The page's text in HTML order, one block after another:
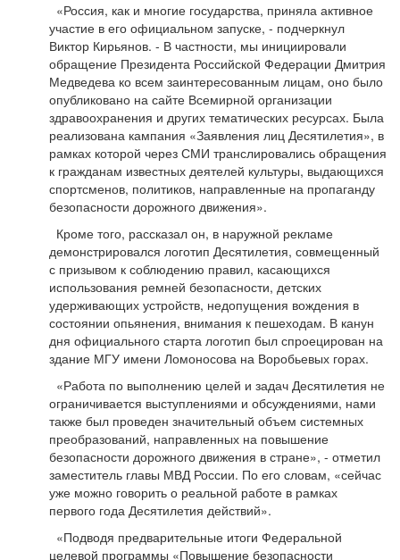
«Россия, как и многие государства, приняла активное
участие в его официальном запуске, - подчеркнул
Виктор Кирьянов. - В частности, мы инициировали
обращение Президента Российской Федерации Дмитрия
Медведева ко всем заинтересованным лицам, оно было
опубликовано на сайте Всемирной организации
здравоохранения и других тематических ресурсах. Была
реализована кампания «Заявления лиц Десятилетия», в
рамках которой через СМИ транслировались обращения
к гражданам известных деятелей культуры, выдающихся
спортсменов, политиков, направленные на пропаганду
безопасности дорожного движения».
Кроме того, рассказал он, в наружной рекламе
демонстрировался логотип Десятилетия, совмещенный
с призывом к соблюдению правил, касающихся
использования ремней безопасности, детских
удерживающих устройств, недопущения вождения в
состоянии опьянения, внимания к пешеходам. В канун
дня официального старта логотип был спроецирован на
здание МГУ имени Ломоносова на Воробьевых горах.
«Работа по выполнению целей и задач Десятилетия не
ограничивается выступлениями и обсуждениями, нами
также был проведен значительный объем системных
преобразований, направленных на повышение
безопасности дорожного движения в стране», - отметил
заместитель главы МВД России. По его словам, «сейчас
уже можно говорить о реальной работе в рамках
первого года Десятилетия действий».
«Подводя предварительные итоги Федеральной
целевой программы «Повышение безопасности